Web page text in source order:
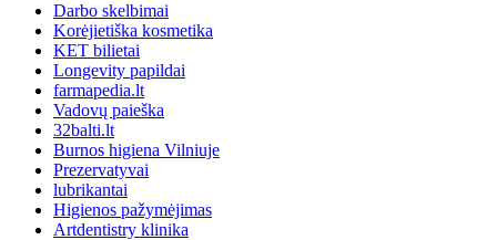
Darbo skelbimai
Korėjietiška kosmetika
KET bilietai
Longevity papildai
farmapedia.lt
Vadovų paieška
32balti.lt
Burnos higiena Vilniuje
Prezervatyvai
lubrikantai
Higienos pažymėjimas
Artdentistry klinika